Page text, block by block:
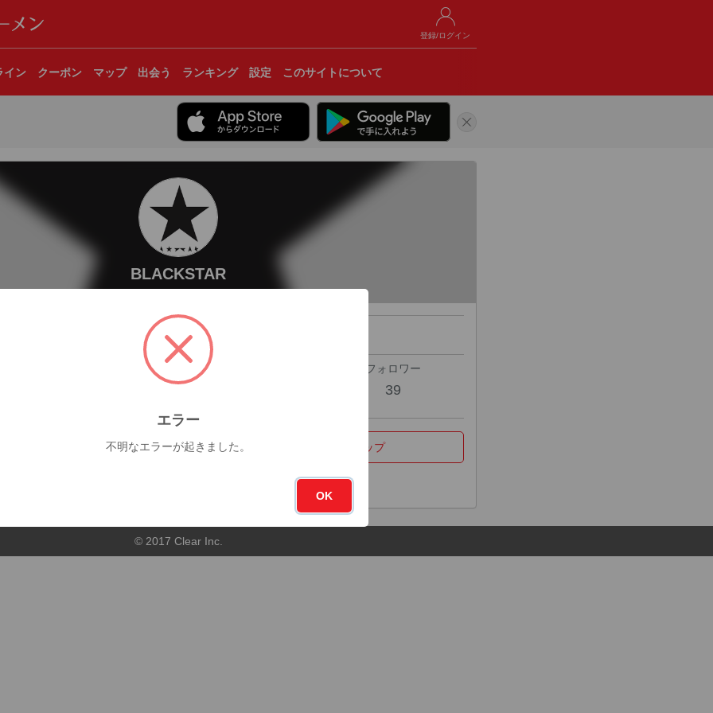
登録/ログイン
イン クーポン マップ 出会う ランキング 設定 このサイトについて
BLACKSTAR
フォロワー
39
店舗順 マップ
© 2017 Clear Inc.
エラー
不明なエラーが起きました。
OK